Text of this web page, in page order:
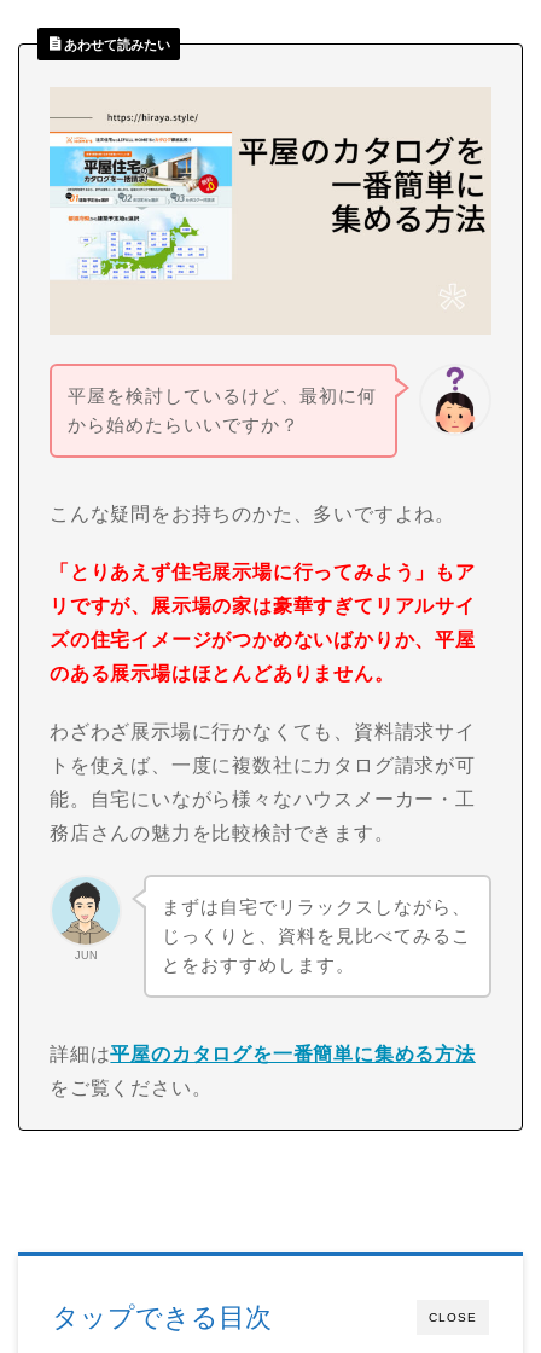
あわせて読みたい
平屋を検討しているけど、最初に何
から始めたらいいですか？
こんな疑問をお持ちのかた、多いですよね。
「とりあえず住宅展示場に行ってみよう」もア
リですが、展示場の家は豪華すぎてリアルサイ
ズの住宅イメージがつかめないばかりか、平屋
のある展示場はほとんどありません。
わざわざ展示場に行かなくても、資料請求サイ
トを使えば、一度に複数社にカタログ請求が可
能。自宅にいながら様々なハウスメーカー・工
務店さんの魅力を比較検討できます。
JUN
まずは自宅でリラックスしながら、
じっくりと、資料を見比べてみるこ
とをおすすめします。
詳細は平屋のカタログを一番簡単に集める方法
をご覧ください。
CLOSE
タップできる目次